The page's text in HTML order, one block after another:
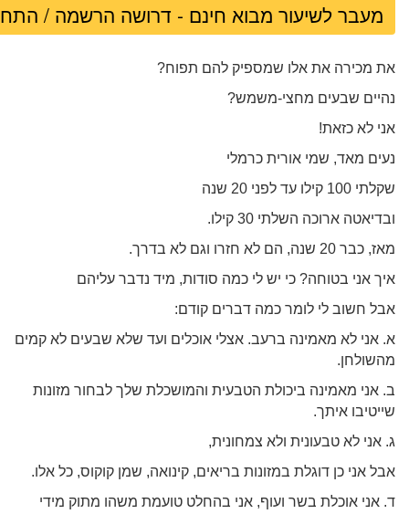
מעבר לשיעור מבוא חינם - דרושה הרשמה /
את מכירה את אלו שמספיק להם תפוח?
נהיים שבעים מחצי-משמש?
אני לא כזאת!
נעים מאד, שמי אורית כרמלי
שקלתי 100 קילו עד לפני 20 שנה
ובדיאטה ארוכה השלתי 30 קילו.
מאז, כבר 20 שנה, הם לא חזרו וגם לא בדרך.
איך אני בטוחה? כי יש לי כמה סודות, מיד נדבר עליהם
אבל חשוב לי לומר כמה דברים קודם:
א. אני לא מאמינה ברעב. אצלי אוכלים ועד שלא שבעים לא קמים
מהשולחן.
ב. אני מאמינה ביכולת הטבעית והמושכלת שלך לבחור מזונות
שייטיבו איתך.
ג. אני לא טבעונית ולא צמחונית,
אבל אני כן דוגלת במזונות בריאים, קינואה, שמן קוקוס, כל אלו.
ד. אני אוכלת בשר ועוף, אני בהחלט טועמת משהו מתוק מידי